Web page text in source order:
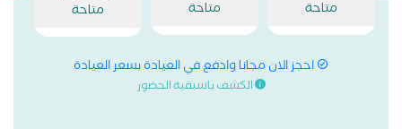
متاحة
متاحة
متاحة
احجز الان مجانا وادفع في العيادة بسعر العيادة
الكشف باسبقية الحضور